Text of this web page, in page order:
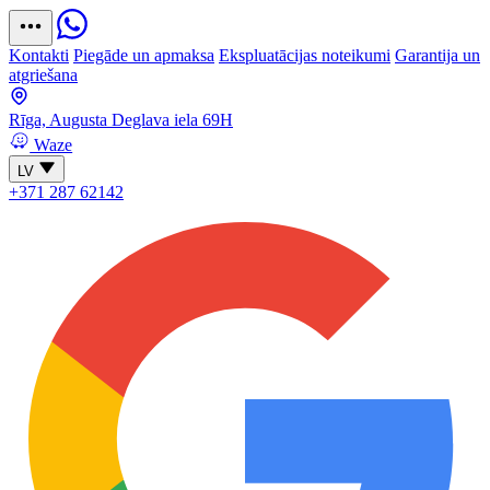
Kontakti Piegāde un apmaksa Ekspluatācijas noteikumi Garantija un
atgriešana
Rīga, Augusta Deglava iela 69H
Waze
LV
+371 287 62142